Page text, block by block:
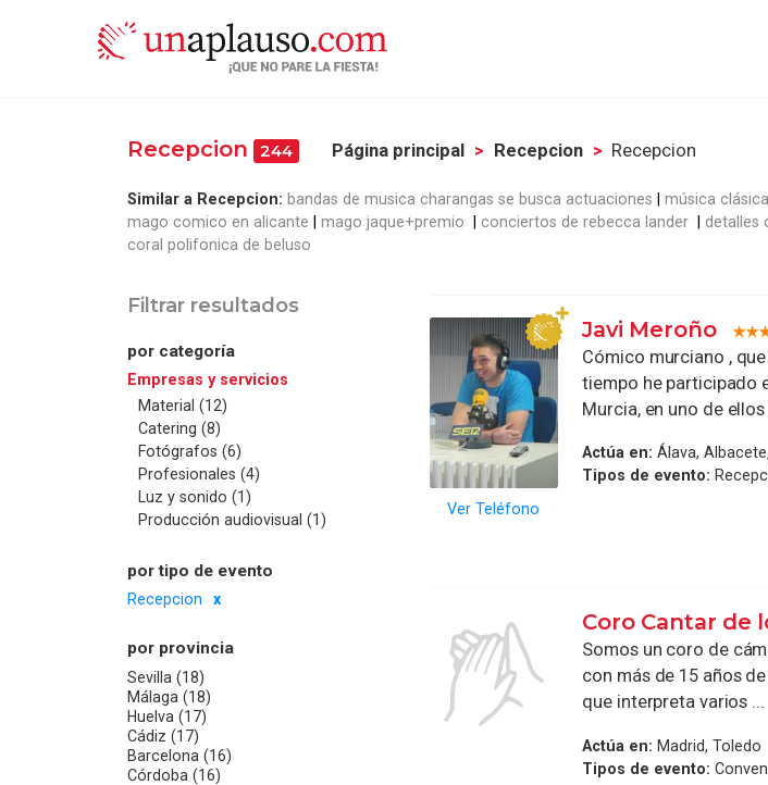
Recepcion 244 Página principal Recepcion Recepcion
Similar a Recepcion: bandas de musica charangas se busca actuaciones música
mago comico en alicante
mago jaque+premio conciertos de rebecca lander detalles
coral polifonica de beluso
Filtrar resultados
por categoría
Empresas y servicios
Material (12)
Catering (8)
Fotógrafos (6)
Profesionales (4)
Luz y sonido (1)
Producción audiovisual (1)
por tipo de evento
Recepcion
por provincia
Sevilla (18)
Málaga (18)
Huelva (17)
Cádiz (17)
Barcelona (16)
Córdoba (16)
Ver Teléfono
Javi Meroño
Cómico murciano ,
tiempo he participado
Murcia, en uno de
Actúa en: Álava,
Tipos de evento:
Coro Cantar de
Somos un coro de
con más de 15 años
que interpreta varios ...
Actúa en: Madrid, Toledo
Tipos de evento: